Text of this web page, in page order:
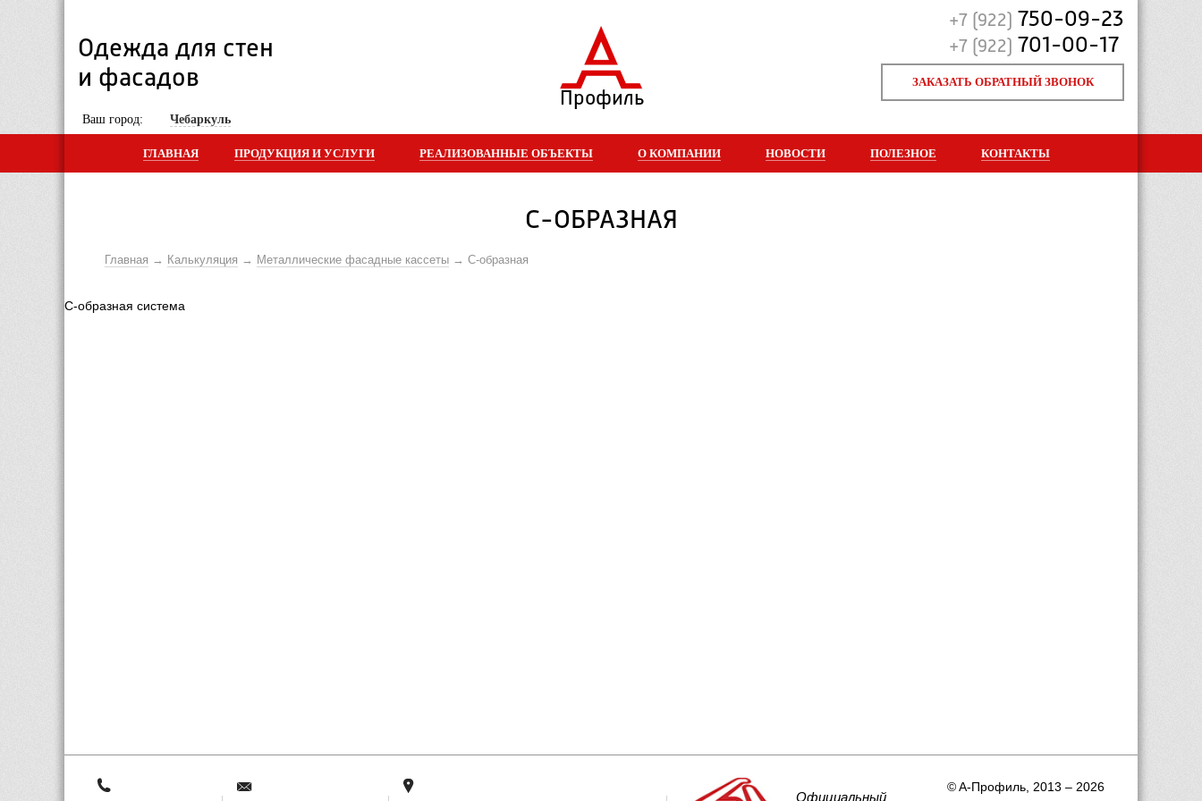
Одежда для стен
и фасадов
Профиль
+7 (922) 750-09-23
+7 (922) 701-00-17
ЗАКАЗАТЬ ОБРАТНЫЙ ЗВОНОК
Ваш город: Чебаркуль
ГЛАВНАЯ ПРОДУКЦИЯ И УСЛУГИ РЕАЛИЗОВАННЫЕ ОБЪЕКТЫ О КОМПАНИИ НОВОСТИ ПОЛЕЗНОЕ КОНТАКТЫ
С-ОБРАЗНАЯ
Главная Калькуляция Металлические фасадные кассеты С-образная
С-образная система
Официальный
© A-Профиль, 2013 – 2026